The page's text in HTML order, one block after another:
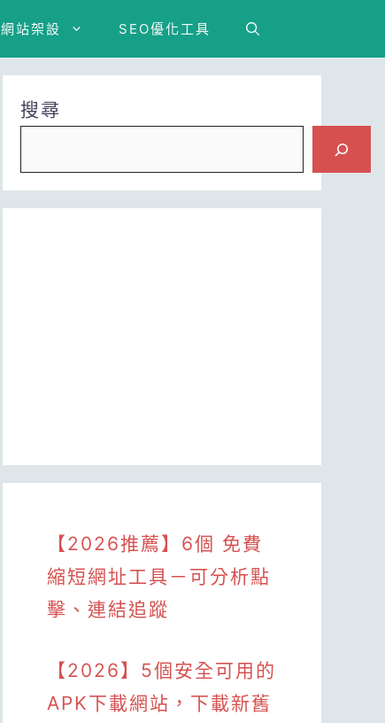
網站架設 SEO優化工具
搜尋
【2026推薦】6個 免費
縮短網址工具－可分析點
擊、連結追蹤
【2026】5個安全可用的
APK下載網站，下載新舊